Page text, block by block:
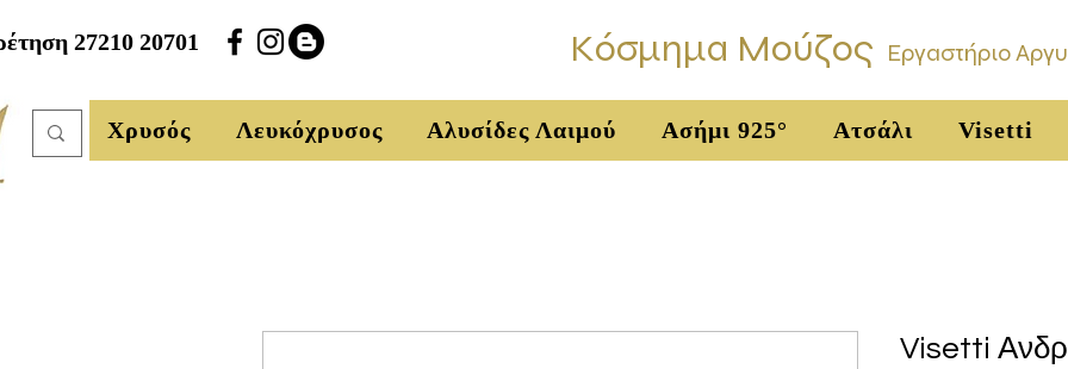
Visetti
Χρυσός Λευκόχρυσος Αλυσίδες Λαιμού Ασήμι 925° Ατσάλι Visetti
Εργαστήριο
Κόσμημα Μούζος
27210 20701